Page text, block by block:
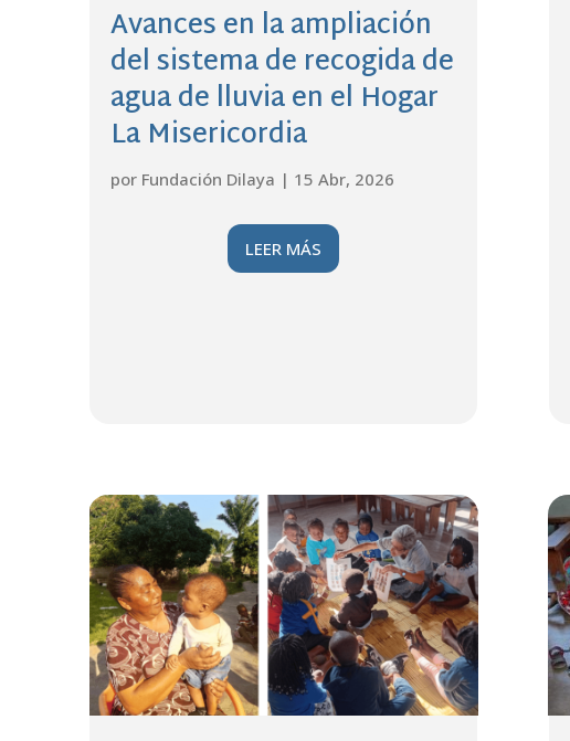
Avances en la ampliación
del sistema de recogida de
agua de lluvia en el Hogar
La Misericordia
por Fundación Dilaya | 15 Abr, 2026
LEER MÁS